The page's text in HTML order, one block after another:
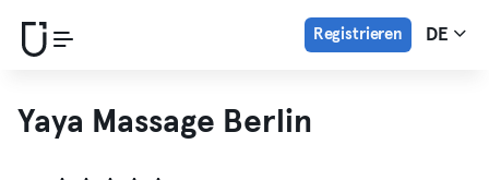
Registrieren DE
Yaya Massage Berlin